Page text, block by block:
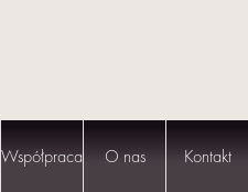
Współpraca O nas Kontakt